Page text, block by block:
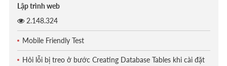
Lập trình web
2.148.324
Mobile Friendly Test
Hỏi lỗi bị treo ở bước Creating Database Tables khi cài đặt